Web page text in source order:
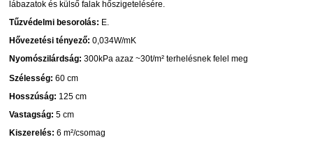
lábazatok és külső falak hőszigetelésére.
Tűzvédelmi besorolás: E.
Hővezetési tényező: 0,034W/mK
Nyomószilárdság: 300kPa azaz ~30t/m² terhelésnek felel meg
Szélesség: 60 cm
Hosszúság: 125 cm
Vastagság: 5 cm
Kiszerelés: 6 m²/csomag